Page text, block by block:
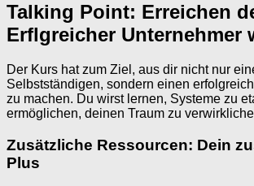
Talking Point: Erreichen
Erflgreicher Unternehmer
Der Kurs hat zum Ziel, aus dir nicht nur
Selbstständigen, sondern einen
zu machen. Du wirst lernen, Systeme zu
ermöglichen, deinen Traum zu
Zusätzliche Ressourcen: Dein
Plus